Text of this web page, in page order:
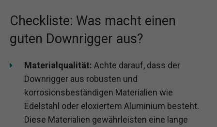
Checkliste: Was macht einen
guten Downrigger aus?
Materialqualität: Achte darauf, dass der
Downrigger aus robusten und
korrosionsbeständigen Materialien wie
Edelstahl oder eloxiertem Aluminium besteht.
Diese Materialien gewährleisten eine lange